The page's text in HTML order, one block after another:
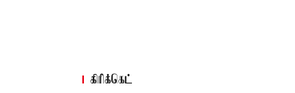
கிரிக்கெட்